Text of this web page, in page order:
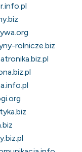
rolnicze.biz